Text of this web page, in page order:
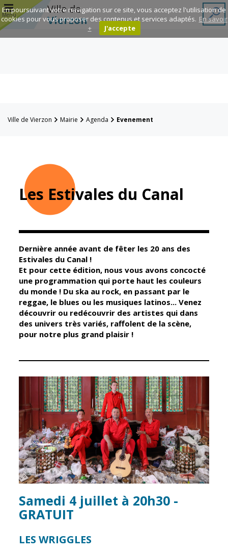
Menu
Ville de
Vierzon
Mairie
Élus
Conseil
Municipal
Services de la
Ville
Marchés
publics
Cimetières
Titres
d'identité
État civil
Élections
Jumelages
Publication des
actes
administratifs
Journal
municipal
Agenda
Petite enfance
Relais petite
enfance
Multi-accueil
Établissements
Accueil avant
et après classe
Réussite
éducative et
inclusion
Inscriptions
scolaires 2026-
2027
Enfance
Ville de Vierzon Mairie Agenda Evenement
Les Estivales du Canal
Dernière année avant de fêter les 20 ans des
Estivales du Canal !
Et pour cette édition, nous vous avons concocté
une programmation qui porte haut les couleurs
du monde ! Du ska au rock, en passant par le
reggae, le blues ou les musiques latinos... Venez
découvrir ou redécouvrir des artistes qui dans
des univers très variés, raffolent de la scène,
pour notre plus grand plaisir !
Samedi 4 juillet à 20h30 -
GRATUIT
LES WRIGGLES
En poursuivant votre navigation sur ce site, vous acceptez l'utilisation de
cookies pour vous proposer des contenus et services adaptés. En savoir
+
J'accepte